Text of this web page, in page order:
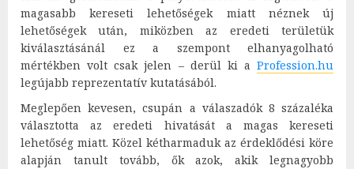
magasabb kereseti lehetőségek miatt néznek új
lehetőségek után, miközben az eredeti területük
kiválasztásánál ez a szempont elhanyagolható
mértékben volt csak jelen – derül ki a Profession.hu
legújabb reprezentatív kutatásából.
Meglepően kevesen, csupán a válaszadók 8 százaléka
választotta az eredeti hivatását a magas kereseti
lehetőség miatt. Közel kétharmaduk az érdeklődési köre
alapján tanult tovább, ők azok, akik legnagyobb